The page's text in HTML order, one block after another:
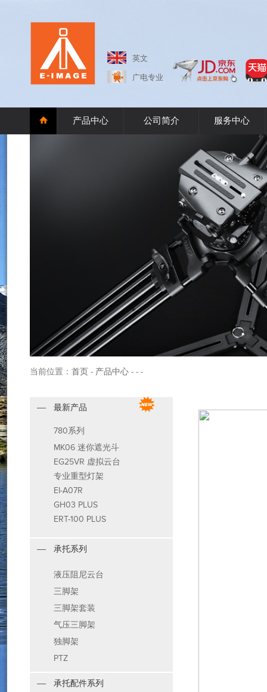
英文
广电专业
产品中心 公司简介 服务中心
当前位置： 首页 - 产品中心 - - -
最新产品
780系列
MK06 迷你遮光斗
EG25VR 虚拟云台
专业重型灯架
EI-A07R
GH03 PLUS
ERT-100 PLUS
承托系列
液压阻尼云台
三脚架
三脚架套装
气压三脚架
独脚架
PTZ
承托配件系列